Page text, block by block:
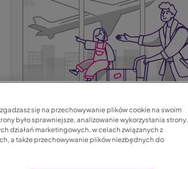
się na przechowywanie plików cookie na swoim
było sprawniejsze, analizowanie wykorzystania strony,
działań marketingowych, w celach związanych z
a także przechowywanie plików niezbędnych do